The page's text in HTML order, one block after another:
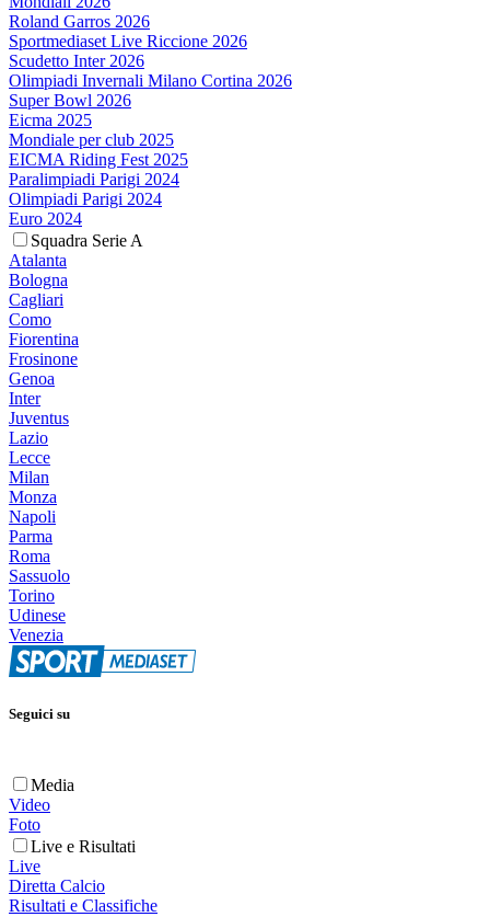
Roland Garros 2026
Sportmediaset Live Riccione 2026
Scudetto Inter 2026
Olimpiadi Invernali Milano Cortina 2026
Super Bowl 2026
Eicma 2025
Mondiale per club 2025
EICMA Riding Fest 2025
Paralimpiadi Parigi 2024
Olimpiadi Parigi 2024
Euro 2024
Squadra Serie A
Atalanta
Bologna
Cagliari
Como
Fiorentina
Frosinone
Genoa
Inter
Juventus
Lazio
Lecce
Milan
Monza
Napoli
Parma
Roma
Sassuolo
Torino
Udinese
Venezia
Seguici su
Media
Video
Foto
Live e Risultati
Live
Diretta Calcio
Risultati e Classifiche